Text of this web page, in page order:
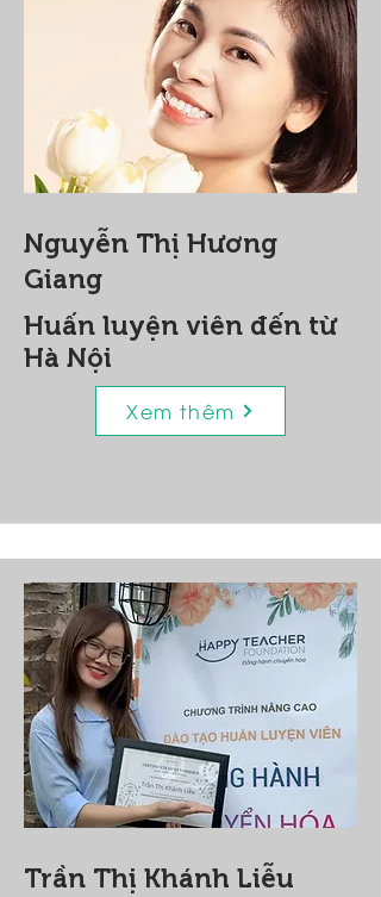
Nguyễn Thị Hương
Giang
Huấn luyện viên đến từ
Hà Nội
Xem thêm
Trần Thị Khánh Liễu